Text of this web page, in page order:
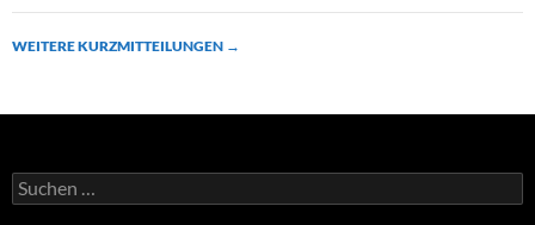
WEITERE KURZMITTEILUNGEN →
Suchen
nach: